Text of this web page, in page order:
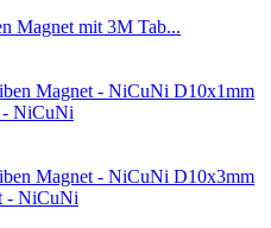
Magnet mit 3M Tab...
D10x1mm
- NiCuNi
D10x3mm
- NiCuNi